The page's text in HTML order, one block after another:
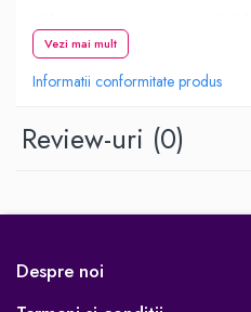
sistemului de
operare
Protecție
Ecran
ecranului
Rezoluția ecranului
Vezi mai mult
Informatii conformitate produs
Review-uri (0)
Despre noi